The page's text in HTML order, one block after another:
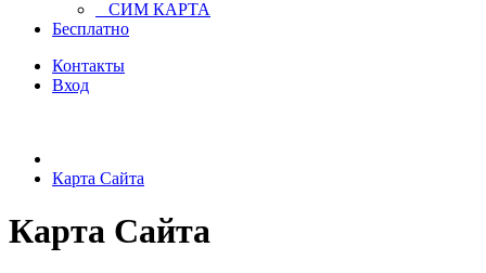
СИМ КАРТА
Бесплатно
Контакты
Вход
Карта Сайта
Карта Сайта